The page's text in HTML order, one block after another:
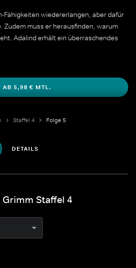
Fähigkeiten wiedererlangen, aber dafür
Zudem muss er herausfinden, warum
Adalind erhält ein überraschendes
AB 5,98 € MTL.
Staffel 4 Folge 5
DETAILS
Staffel 4